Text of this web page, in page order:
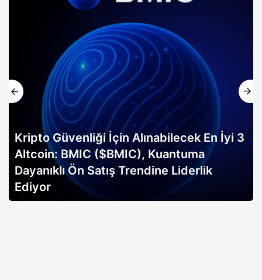
Kripto Güvenliği İçin Alınabilecek En İyi 3
Altcoin: BMIC ($BMIC), Kuantuma
Dayanıklı Ön Satış Trendine Liderlik
Ediyor